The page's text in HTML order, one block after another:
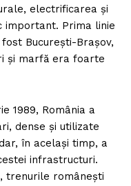
electrificarea şi
important. Prima linie
Bucureşti-Braşov,
şi marfă era foarte
1989, România a
dense şi utilizate
în acelaşi timp, a
infrastructuri.
trenurile româneşti